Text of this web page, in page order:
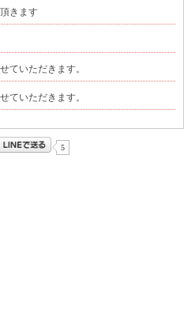
きます
ていただきます。
ていただきます。
5